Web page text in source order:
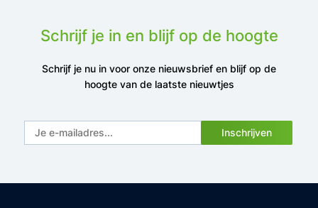
Schrijf je in en blijf op de hoogte
Schrijf je nu in voor onze nieuwsbrief en blijf op de
hoogte van de laatste nieuwtjes
Inschrijven